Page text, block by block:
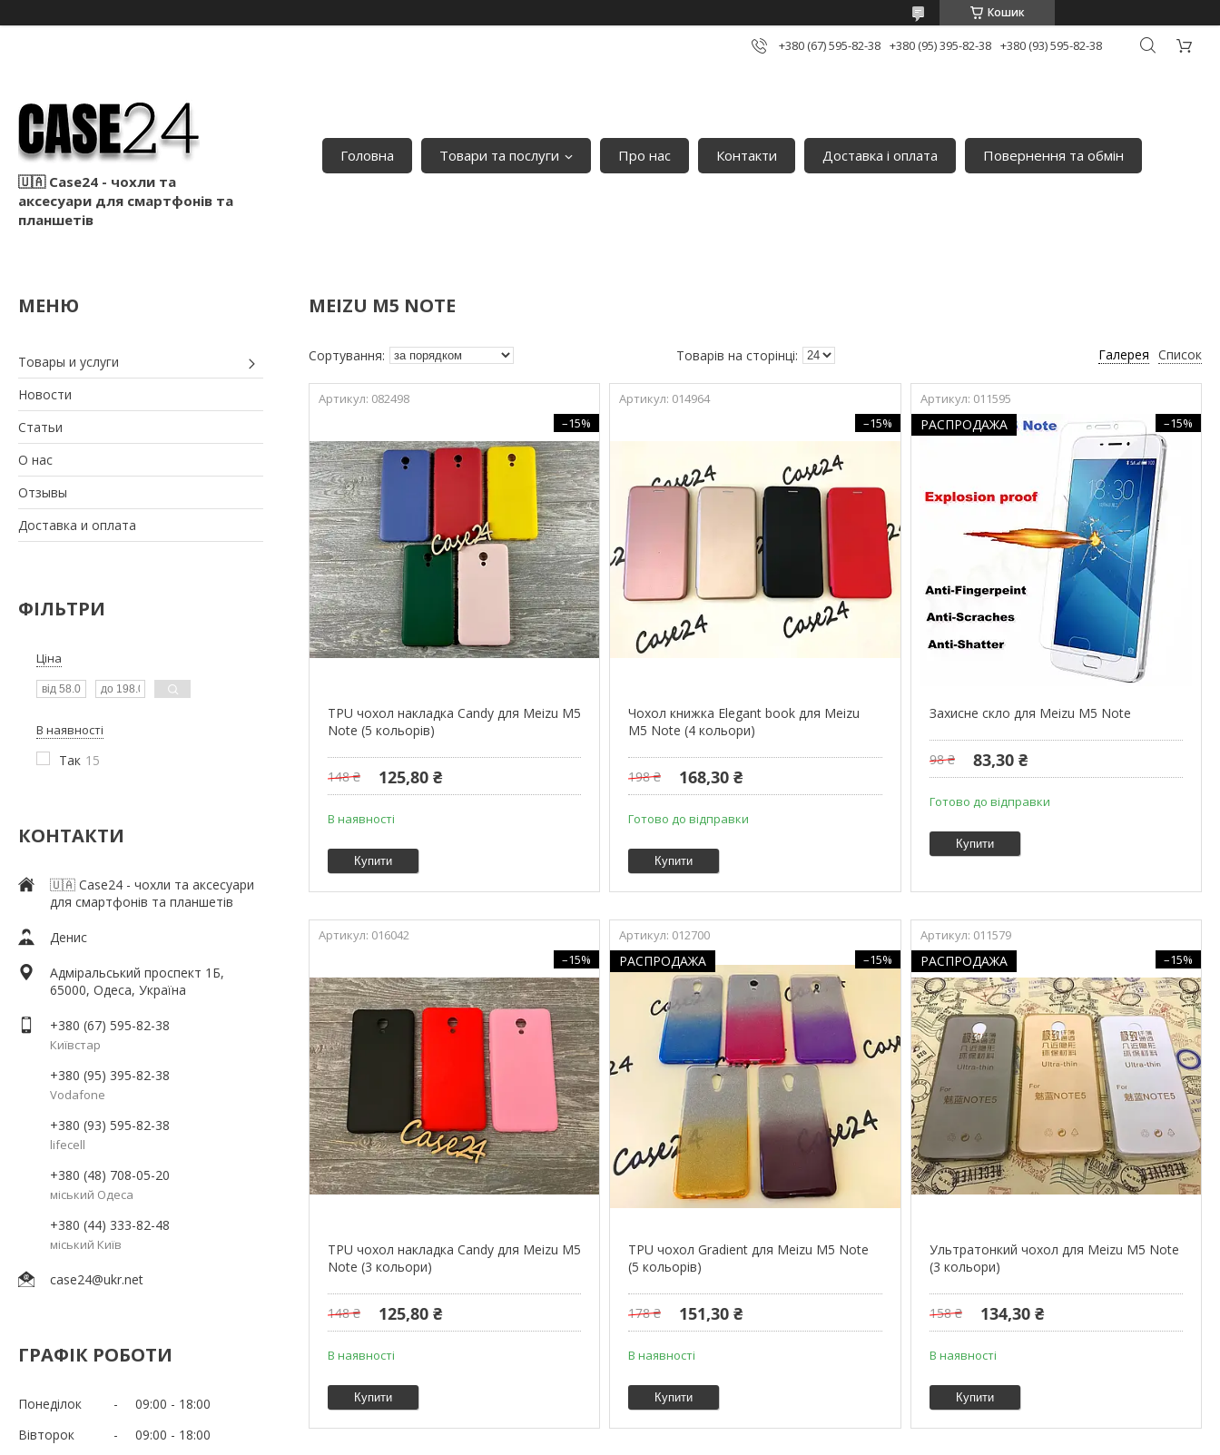
Кошик
+380 (67) 595-82-38 +380 (95) 395-82-38 +380 (93) 595-82-38
🇺🇦 Case24 - чохли та
аксесуари для смартфонів та
планшетів
Головна Товари та послуги Про нас Контакти Доставка і оплата Повернення та обмін
Товары и услуги
Новости
Статьи
О нас
Отзывы
Доставка и оплата
ФІЛЬТРИ
Ціна
В наявності
Так 15
КОНТАКТИ
🇺🇦 Case24 - чохли та аксесуари
для смартфонів та планшетів
Денис
Адміральський проспект 1Б,
65000, Одеса, Україна
+380 (67) 595-82-38
Київстар
+380 (95) 395-82-38
Vodafone
+380 (93) 595-82-38
lifecell
+380 (48) 708-05-20
міський Одеса
+380 (44) 333-82-48
міський Київ
case24@ukr.net
ГРАФІК РОБОТИ
Понеділок 09:00
18:00
Вівторок
09:00
18:00
MEIZU M5 NOTE
Галерея Список
082498
–15%
TPU чохол накладка Candy для Meizu M5
Note (5 кольорів)
148 ₴ 125,80 ₴
В наявності
Купити
014964
–15%
Чохол книжка Elegant book для Meizu
M5 Note (4 кольори)
198 ₴ 168,30 ₴
Готово до відправки
Купити
011595
РАСПРОДАЖА –15%
Захисне скло для Meizu M5 Note
98 ₴ 83,30 ₴
Готово до відправки
Купити
016042
–15%
TPU чохол накладка Candy для Meizu M5
Note (3 кольори)
148 ₴ 125,80 ₴
В наявності
Купити
012700
РАСПРОДАЖА –15%
TPU чохол Gradient для Meizu M5 Note
(5 кольорів)
178 ₴ 151,30 ₴
В наявності
Купити
011579
РАСПРОДАЖА –15%
Ультратонкий чохол для Meizu M5 Note
(3 кольори)
158 ₴ 134,30 ₴
В наявності
Купити